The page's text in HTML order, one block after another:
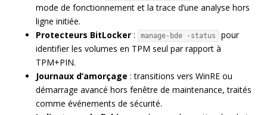
mode de fonctionnement et la trace d’une analyse hors
ligne initiée.
Protecteurs BitLocker : manage-bde -status
pour
identifier les volumes en TPM seul par rapport à
TPM+PIN.
Journaux d’amorçage : transitions vers WinRE ou
démarrage avancé hors fenêtre de maintenance, traités
comme événements de sécurité.